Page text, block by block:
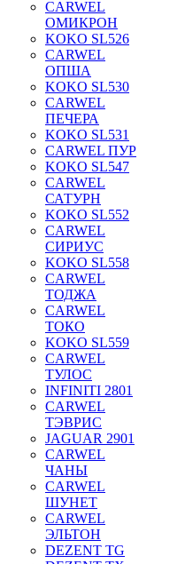
CARWEL
ОМИКРОН
KOKO SL526
CARWEL
ОПША
KOKO SL530
CARWEL
ПЕЧЕРА
KOKO SL531
CARWEL ПУР
KOKO SL547
CARWEL
САТУРН
KOKO SL552
CARWEL
СИРИУС
KOKO SL558
CARWEL
ТОДЖА
CARWEL
ТОКО
KOKO SL559
CARWEL
ТУЛОС
INFINITI 2801
CARWEL
ТЭВРИС
JAGUAR 2901
CARWEL
ЧАНЫ
CARWEL
ШУНЕТ
CARWEL
ЭЛЬТОН
DEZENT TG